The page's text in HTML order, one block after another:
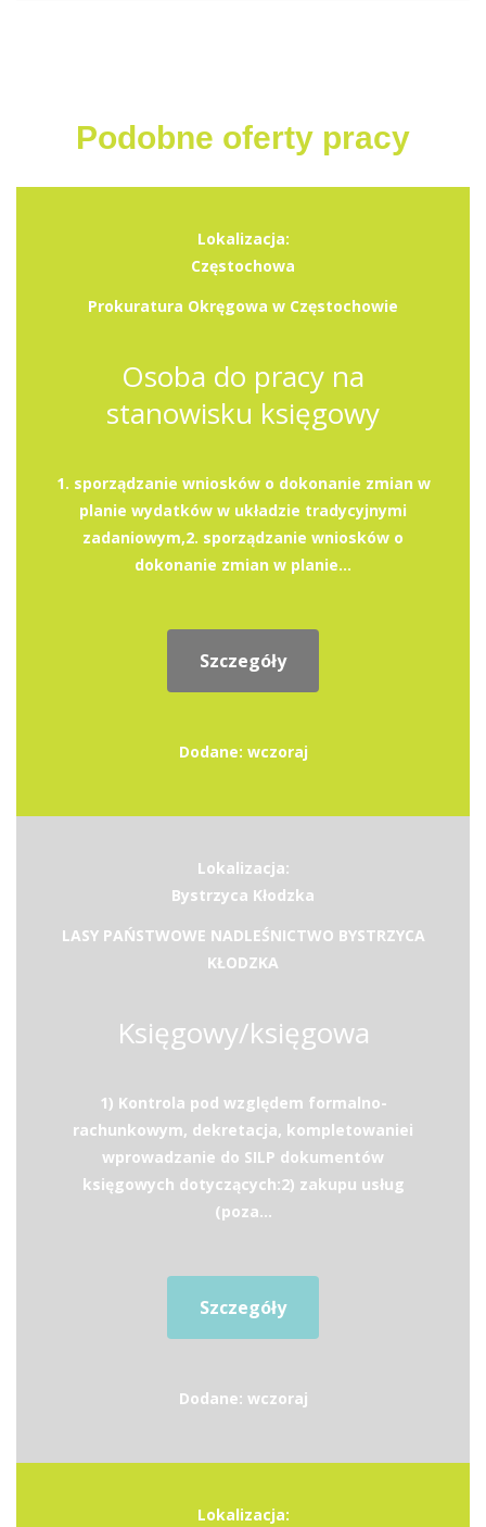
Podobne oferty pracy
Lokalizacja:
Częstochowa
Prokuratura Okręgowa w Częstochowie
Osoba do pracy na
stanowisku księgowy
1. sporządzanie wniosków o dokonanie zmian w
planie wydatków w układzie tradycyjnymi
zadaniowym,2. sporządzanie wniosków o
dokonanie zmian w planie...
Szczegóły
Dodane: wczoraj
Lokalizacja:
Bystrzyca Kłodzka
LASY PAŃSTWOWE NADLEŚNICTWO BYSTRZYCA
KŁODZKA
Księgowy/księgowa
1) Kontrola pod względem formalno-
rachunkowym, dekretacja, kompletowaniei
wprowadzanie do SILP dokumentów
księgowych dotyczących:2) zakupu usług
(poza...
Szczegóły
Dodane: wczoraj
Lokalizacja: